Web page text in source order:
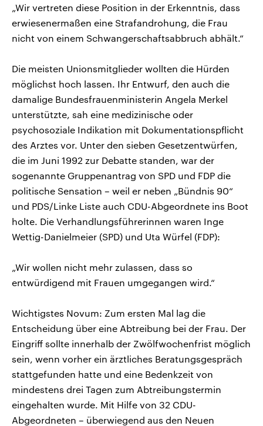
„Wir vertreten diese Position in der Erkenntnis, dass
erwiesenermaßen eine Strafandrohung, die Frau
nicht von einem Schwangerschaftsabbruch abhält.“
Die meisten Unionsmitglieder wollten die Hürden
möglichst hoch lassen. Ihr Entwurf, den auch die
damalige Bundesfrauenministerin Angela Merkel
unterstützte, sah eine medizinische oder
psychosoziale Indikation mit Dokumentationspflicht
des Arztes vor. Unter den sieben Gesetzentwürfen,
die im Juni 1992 zur Debatte standen, war der
sogenannte Gruppenantrag von SPD und FDP die
politische Sensation – weil er neben „Bündnis 90“
und PDS/Linke Liste auch CDU-Abgeordnete ins Boot
holte. Die Verhandlungsführerinnen waren Inge
Wettig-Danielmeier (SPD) und Uta Würfel (FDP):
„Wir wollen nicht mehr zulassen, dass so
entwürdigend mit Frauen umgegangen wird.“
Wichtigstes Novum: Zum ersten Mal lag die
Entscheidung über eine Abtreibung bei der Frau. Der
Eingriff sollte innerhalb der Zwölfwochenfrist möglich
sein, wenn vorher ein ärztliches Beratungsgespräch
stattgefunden hatte und eine Bedenkzeit von
mindestens drei Tagen zum Abtreibungstermin
eingehalten wurde. Mit Hilfe von 32 CDU-
Abgeordneten – überwiegend aus den Neuen